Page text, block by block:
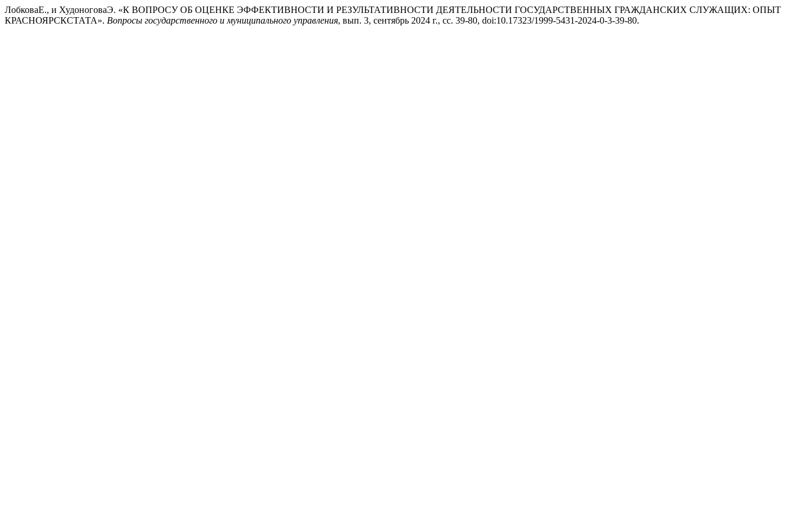
ЛобковаЕ., и ХудоноговаЭ. «К ВОПРОСУ ОБ ОЦЕНКЕ ЭФФЕКТИВНОСТИ И РЕЗУЛЬТАТИВНОСТИ ДЕЯТЕЛЬНОСТИ ГОСУДАРСТВЕННЫХ ГРАЖДАНСКИХ СЛУЖАЩИХ: ОПЫТ
КРАСНОЯРСКСТАТА». Вопросы государственного и муниципального управления, вып. 3, сентябрь 2024 г., сс. 39-80, doi:10.17323/1999-5431-2024-0-3-39-80.